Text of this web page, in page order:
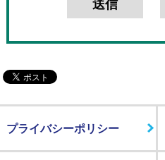
プライバシーポリシー